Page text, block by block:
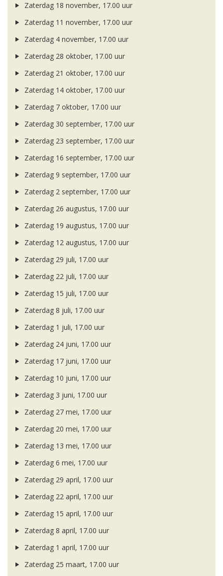
Zaterdag 18 november, 17.00 uur
Zaterdag 11 november, 17.00 uur
Zaterdag 4 november, 17.00 uur
Zaterdag 28 oktober, 17.00 uur
Zaterdag 21 oktober, 17.00 uur
Zaterdag 14 oktober, 17.00 uur
Zaterdag 7 oktober, 17.00 uur
Zaterdag 30 september, 17.00 uur
Zaterdag 23 september, 17.00 uur
Zaterdag 16 september, 17.00 uur
Zaterdag 9 september, 17.00 uur
Zaterdag 2 september, 17.00 uur
Zaterdag 26 augustus, 17.00 uur
Zaterdag 19 augustus, 17.00 uur
Zaterdag 12 augustus, 17.00 uur
Zaterdag 29 juli, 17.00 uur
Zaterdag 22 juli, 17.00 uur
Zaterdag 15 juli, 17.00 uur
Zaterdag 8 juli, 17.00 uur
Zaterdag 1 juli, 17.00 uur
Zaterdag 24 juni, 17.00 uur
Zaterdag 17 juni, 17.00 uur
Zaterdag 10 juni, 17.00 uur
Zaterdag 3 juni, 17.00 uur
Zaterdag 27 mei, 17.00 uur
Zaterdag 20 mei, 17.00 uur
Zaterdag 13 mei, 17.00 uur
Zaterdag 6 mei, 17.00 uur
Zaterdag 29 april, 17.00 uur
Zaterdag 22 april, 17.00 uur
Zaterdag 15 april, 17.00 uur
Zaterdag 8 april, 17.00 uur
Zaterdag 1 april, 17.00 uur
Zaterdag 25 maart, 17.00 uur